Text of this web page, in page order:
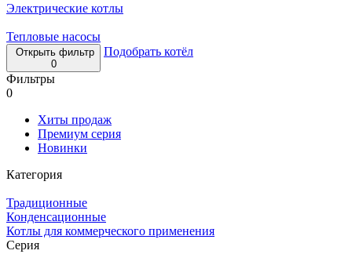
Электрические котлы
Тепловые насосы
Открыть фильтр
0
Подобрать котёл
Фильтры
0
Хиты продаж
Премиум серия
Новинки
Категория
Традиционные
Конденсационные
Котлы для коммерческого применения
Серия